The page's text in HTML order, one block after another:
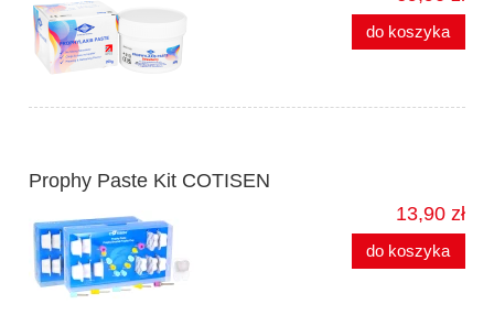
do koszyka
Prophy Paste Kit COTISEN
13,90 zł
do koszyka